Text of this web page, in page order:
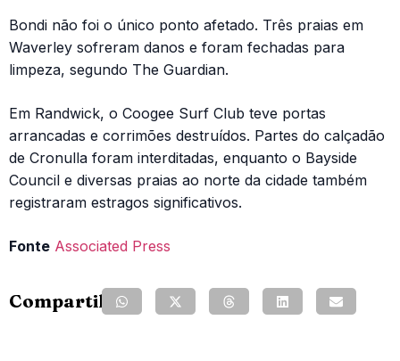
Bondi não foi o único ponto afetado. Três praias em
Waverley sofreram danos e foram fechadas para
limpeza, segundo The Guardian.
Em Randwick, o Coogee Surf Club teve portas
arrancadas e corrimões destruídos. Partes do calçadão
de Cronulla foram interditadas, enquanto o Bayside
Council e diversas praias ao norte da cidade também
registraram estragos significativos.
Fonte Associated Press
Compartilhe: